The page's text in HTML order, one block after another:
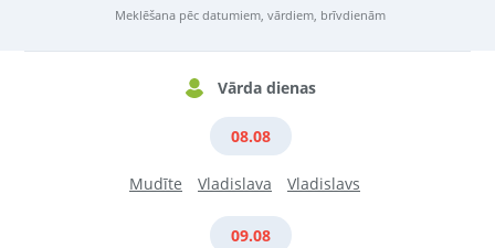
Meklēšana pēc datumiem, vārdiem, brīvdienām
Vārda dienas
08.08
Mudīte Vladislava Vladislavs
09.08